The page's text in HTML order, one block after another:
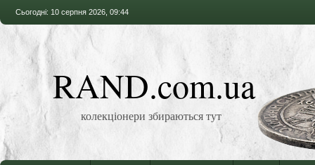
Сьогодні: 10 серпня 2026, 09:44
RAND.com.ua
колекціонери збираються тут